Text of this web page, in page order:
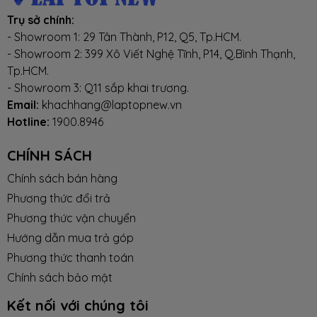
Trụ sở chính:
- Showroom 1: 29 Tân Thành, P12, Q5, Tp.HCM.
- Showroom 2: 399 Xô Viết Nghệ Tĩnh, P14, Q.Bình Thạnh,
Tp.HCM.
- Showroom 3: Q11 sắp khai trương.
Email: khachhang@laptopnew.vn
Hotline: 1900.8946
CHÍNH SÁCH
Chính sách bán hàng
Phương thức đổi trả
Phương thức vận chuyển
Hướng dẫn mua trả góp
Phương thức thanh toán
Chính sách bảo mật
Kết nối với chúng tôi